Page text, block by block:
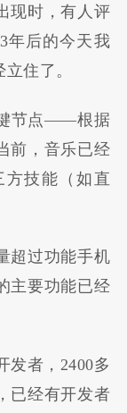
现时，有人评
年后的今天我
住了。
节点——根据
前，音乐已经
方技能（如直
超过功能手机
主要功能已经
发者，2400多
已经有开发者